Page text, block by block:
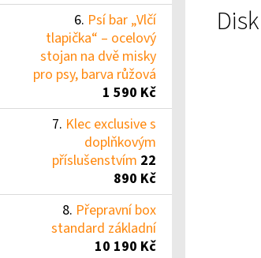
Psí bar „Vlčí
tlapička“ – ocelový
stojan na dvě misky
pro psy, barva růžová
1 590 Kč
Klec exclusive s
doplňkovým
příslušenstvím 22
890 Kč
Přepravní box
standard základní
10 190 Kč